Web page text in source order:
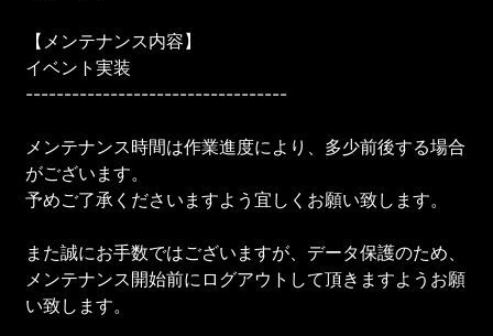
【メンテナンス内容】
イベント実装
----------------------------------
メンテナンス時間は作業進度により、多少前後する場合
がございます。
予めご了承くださいますよう宜しくお願い致します。
また誠にお手数ではございますが、データ保護のため、
メンテナンス開始前にログアウトして頂きますようお願
い致します。